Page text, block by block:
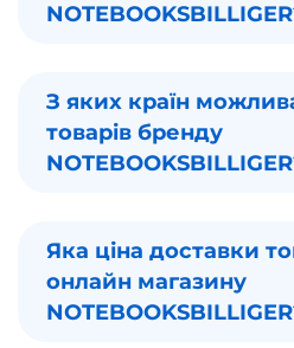
З яких країн
товарів бренду
Яка ціна доставки
онлайн магазину